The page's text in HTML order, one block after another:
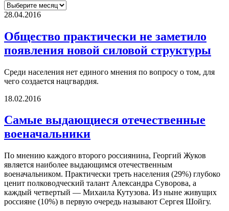
28.04.2016
Общество практически не заметило
появления новой силовой структуры
Среди населения нет единого мнения по вопросу о том, для
чего создается нацгвардия.
18.02.2016
Самые выдающиеся отечественные
военачальники
По мнению каждого второго россиянина, Георгий Жуков
является наиболее выдающимся отечественным
военачальником. Практически треть населения (29%) глубоко
ценит полководческий талант Александра Суворова, а
каждый четвертый — Михаила Кутузова. Из ныне живущих
россияне (10%) в первую очередь называют Сергея Шойгу.